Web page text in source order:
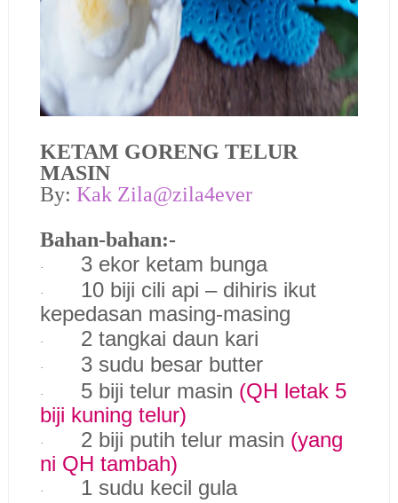
KETAM GORENG TELUR
MASIN
By: Kak Zila@zila4ever
Bahan-bahan:-
· 3 ekor ketam bunga
·
10 biji cili api – dihiris ikut
kepedasan masing-masing
· 2 tangkai daun kari
· 3 sudu besar butter
· 5 biji telur masin (QH letak 5
biji kuning telur)
· 2 biji putih telur masin (yang
ni QH tambah)
· 1 sudu kecil gula